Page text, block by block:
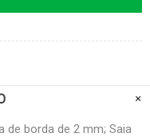
borda de 2 mm; Saia